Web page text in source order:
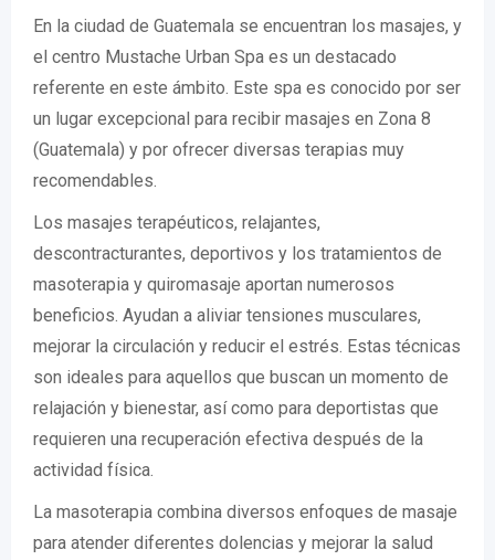
En la ciudad de Guatemala se encuentran los masajes, y
el centro Mustache Urban Spa es un destacado
referente en este ámbito. Este spa es conocido por ser
un lugar excepcional para recibir masajes en Zona 8
(Guatemala) y por ofrecer diversas terapias muy
recomendables.
Los masajes terapéuticos, relajantes,
descontracturantes, deportivos y los tratamientos de
masoterapia y quiromasaje aportan numerosos
beneficios. Ayudan a aliviar tensiones musculares,
mejorar la circulación y reducir el estrés. Estas técnicas
son ideales para aquellos que buscan un momento de
relajación y bienestar, así como para deportistas que
requieren una recuperación efectiva después de la
actividad física.
La masoterapia combina diversos enfoques de masaje
para atender diferentes dolencias y mejorar la salud